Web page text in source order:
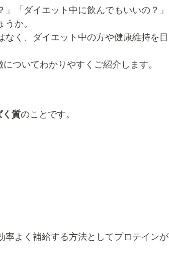
「ダイエット中に飲んでもいいの？」
か。
く、ダイエット中の方や健康維持を目
ついてわかりやすくご紹介します。
く質のことです。
よく補給する方法としてプロテインが